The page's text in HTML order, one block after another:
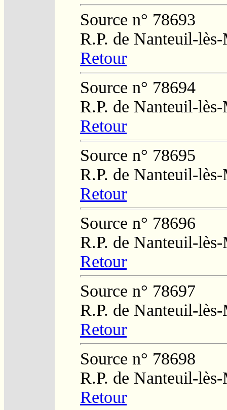
Source n° 78693
R.P. de Nanteuil-
Retour
Source n° 78694
R.P. de Nanteuil-
Retour
Source n° 78695
R.P. de Nanteuil-
Retour
Source n° 78696
R.P. de Nanteuil-
Retour
Source n° 78697
R.P. de Nanteuil-
Retour
Source n° 78698
R.P. de Nanteuil-
Retour